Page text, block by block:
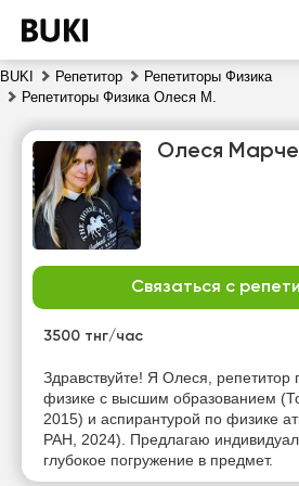
BUKI Репетитор
Репетиторы Физика
Репетиторы Физика Олеся М.
Олеся
Связаться с
3500 тнг/час
Здравствуйте! Я Олеся, репетитор
физике с высшим образованием
2015) и аспирантурой по физике
РАН, 2024). Предлагаю
глубокое погружение в предмет.
сб
Нет
свободных
часов
10:00
10:30
11:00